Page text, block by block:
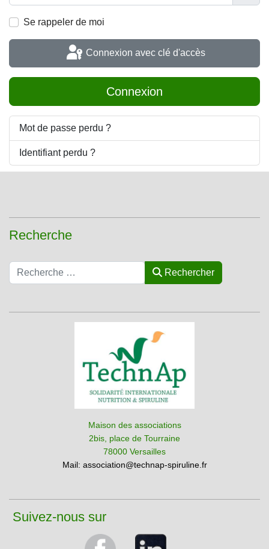
Se rappeler de moi
Connexion avec clé d'accès
Connexion
Mot de passe perdu ?
Identifiant perdu ?
Recherche
Rechercher Rechercher
Maison des associations
2bis, place de Tourraine
78000 Versailles
Mail: association@technap-spiruline.fr
Suivez-nous sur